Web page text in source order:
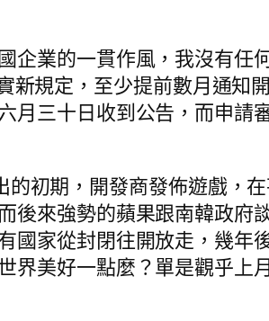
企業的一貫作風，我沒有任
新規定，至少提前數月通知
月三十日收到公告，而申請
的初期，開發商發佈遊戲，
來強勢的蘋果跟南韓政府
國家從封閉往開放走，幾年
界美好一點麼？單是觀乎上